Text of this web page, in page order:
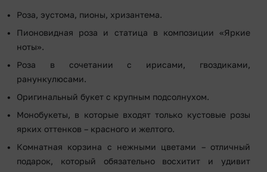
Роза, эустома, пионы, хризантема.
Пионовидная роза и статица в композиции «Яркие
ноты».
Роза в сочетании с ирисами, гвоздиками,
ранункулюсами.
Оригинальный букет с крупным подсолнухом.
Монобукеты, в которые входят только кустовые розы
ярких оттенков – красного и желтого.
Комнатная корзина с нежными цветами – отличный
подарок, который обязательно восхитит и удивит